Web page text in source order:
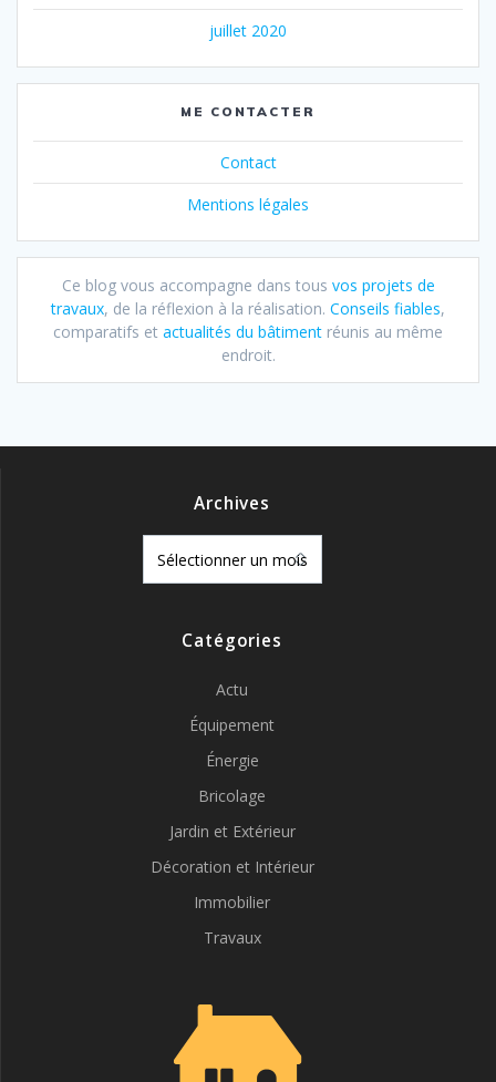
juillet 2020
ME CONTACTER
Contact
Mentions légales
Ce blog vous accompagne dans tous vos projets de
travaux, de la réflexion à la réalisation. Conseils fiables,
comparatifs et actualités du bâtiment réunis au même
endroit.
Archives
Catégories
Actu
Équipement
Énergie
Bricolage
Jardin et Extérieur
Décoration et Intérieur
Immobilier
Travaux